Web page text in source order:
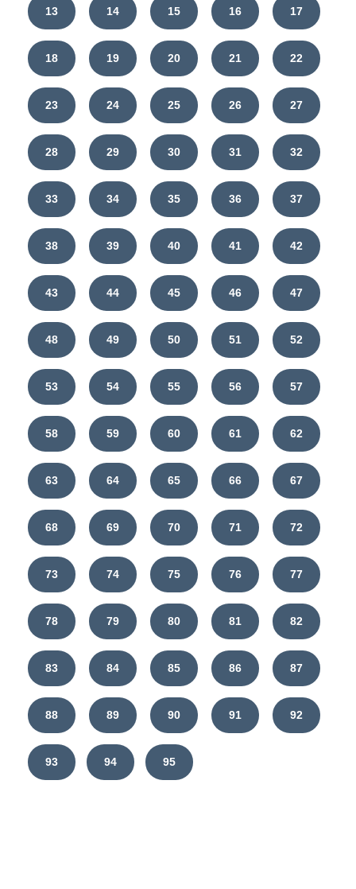
13 14 15 16 17
18 19 20 21 22
23 24 25 26 27
28 29 30 31 32
33 34 35 36 37
38 39 40 41 42
43 44 45 46 47
48 49 50 51 52
53 54 55 56 57
58 59 60 61 62
63 64 65 66 67
68 69 70 71 72
73 74 75 76 77
78 79 80 81 82
83 84 85 86 87
88 89 90 91 92
93 94 95